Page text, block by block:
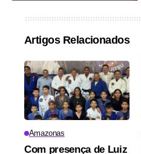
Artigos Relacionados
Amazonas
Com presença de Luiz